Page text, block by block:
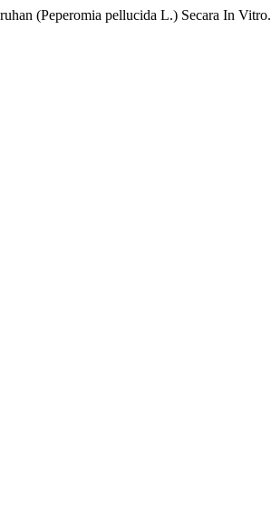
(Peperomia pellucida L.) Secara In Vitro.